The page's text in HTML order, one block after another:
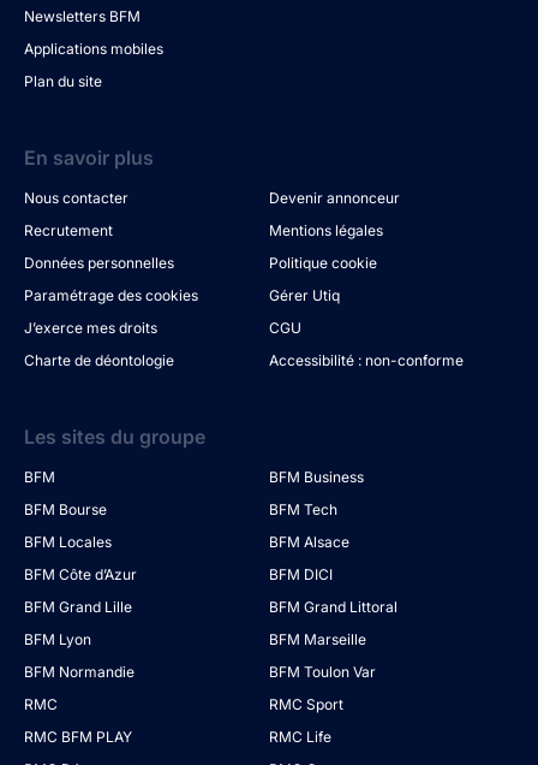
Newsletters BFM
Applications mobiles
Plan du site
En savoir plus
Nous contacter
Devenir annonceur
Recrutement
Mentions légales
Données personnelles
Politique cookie
Paramétrage des cookies
Gérer Utiq
J’exerce mes droits
CGU
Charte de déontologie
Accessibilité : non-conforme
Les sites du groupe
BFM
BFM Business
BFM Bourse
BFM Tech
BFM Locales
BFM Alsace
BFM Côte d’Azur
BFM DICI
BFM Grand Lille
BFM Grand Littoral
BFM Lyon
BFM Marseille
BFM Normandie
BFM Toulon Var
RMC
RMC Sport
RMC BFM PLAY
RMC Life